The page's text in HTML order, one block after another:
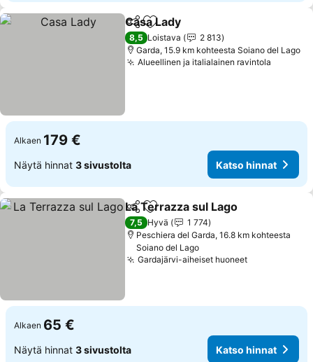
Jaa Lisää suosikkeihin
Casa Lady
8,5 Loistava
2 813
Garda, 15.9 km kohteesta Soiano del Lago
Alueellinen ja italialainen ravintola
Alkaen 179 €
Näytä hinnat 3 sivustolta Katso hinnat
Jaa Lisää suosikkeihin
La Terrazza sul Lago
7,5 Hyvä
1 774
Peschiera del Garda, 16.8 km kohteesta
Soiano del Lago
Gardajärvi-aiheiset huoneetKatso hinnat
Alkaen 65 €
Näytä hinnat 3 sivustolta Katso hinnat